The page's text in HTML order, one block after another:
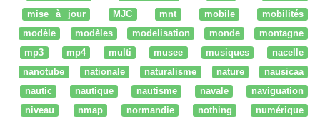
mise à jour
MJC mnt mobile
mobilités
modèle
modèles modelisation monde
montagne
mp3
mp4 multi musee musiques
nacelle
nanotube
nationale naturalisme nature
nausicaa
nautic
nautique nautisme navale
naviguation
niveau
nmap normandie nothing
numérique